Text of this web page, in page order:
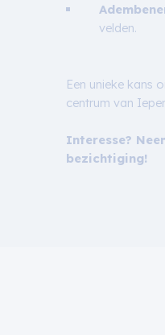
velden.
Een unieke kans
centrum van Ieper.
Interesse?
bezichtiging!